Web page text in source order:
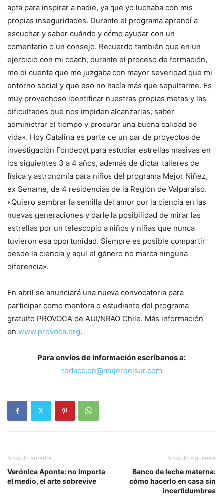
apta para inspirar a nadie, ya que yo luchaba con mis
propias inseguridades. Durante el programa aprendí a
escuchar y saber cuándo y cómo ayudar con un
comentario o un consejo. Recuerdo también que en un
ejercicio con mi coach, durante el proceso de formación,
me di cuenta que me juzgaba con mayor severidad que mi
entorno social y que eso no hacía más que sepultarme. Es
muy provechoso identificar nuestras propias metas y las
dificultades que nos impiden alcanzarlas, saber
administrar el tiempo y procurar una buena calidad de
vida». Hoy Catalina es parte de un par de proyectos de
investigación Fondecyt para estudiar estrellas masivas en
los siguientes 3 a 4 años, además de dictar talleres de
física y astronomía para niños del programa Mejor Niñez,
ex Sename, de 4 residencias de la Región de Valparaíso.
«Quiero sembrar la semilla del amor por la ciencia en las
nuevas generaciones y darle la posibilidad de mirar las
estrellas por un telescopio a niños y niñas que nunca
tuvieron esa oportunidad. Siempre es posible compartir
desde la ciencia y aquí el género no marca ninguna
diferencia».
En abril se anunciará una nueva convocatoria para
participar como mentora o estudiante del programa
gratuito PROVOCA de AUI/NRAO Chile. Más información
en www.provoca.org.
Para envíos de información escríbanos a:
redaccion@mujerdelsur.com
Artículo anterior
Verónica Aponte: no importa
el medio, el arte sobrevive
Artículo siguiente
Banco de leche materna:
cómo hacerlo en casa sin
incertidumbres